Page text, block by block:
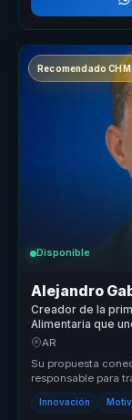
Recomendado CHM
Disponible
Alejandro
Creador de la
Alimentaria que
empresas.
AR
Su propuesta
responsable para
conciencia ...
Innovación